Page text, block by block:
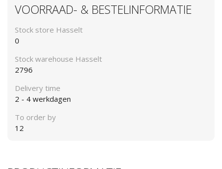
VOORRAAD- & BESTELINFORMATIE
Stock store Hasselt
0
Stock warehouse Hasselt
2796
Delivery time
2 - 4 werkdagen
To order by
12